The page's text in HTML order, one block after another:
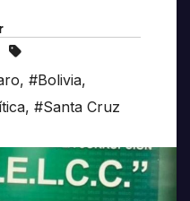
, #Bolivia,
, #Santa Cruz